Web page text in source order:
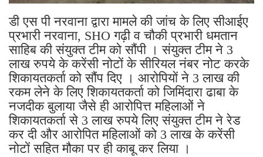
डी एस पी नरवाना द्वारा मामले की जांच के लिए सीआईए
प्रभारी नरवाना, SHO गढ़ी व चौकी प्रभारी धमतान
साहिब की संयुक्त टीम को सौंपी । संयुक्त टीम ने 3
लाख रुपये के करेंसी नोटों के सीरियल नंबर नोट करके
शिकायतकर्ता को सौंप दिए । आरोपियों ने 3 लाख की
रकम लेने के लिए शिकायतकर्ता को जिमिंदारा ढाबा के
नजदीक बुलाया जैसे ही आरोपित्त महिलाओं ने
शिकायतकर्ता से 3 लाख रुपये लिए संयुक्त टीम ने रेड
कर दी और आरोपित महिलाओं को 3 लाख के करेंसी
नोटों सहित मौका पर ही काबू कर लिया ।